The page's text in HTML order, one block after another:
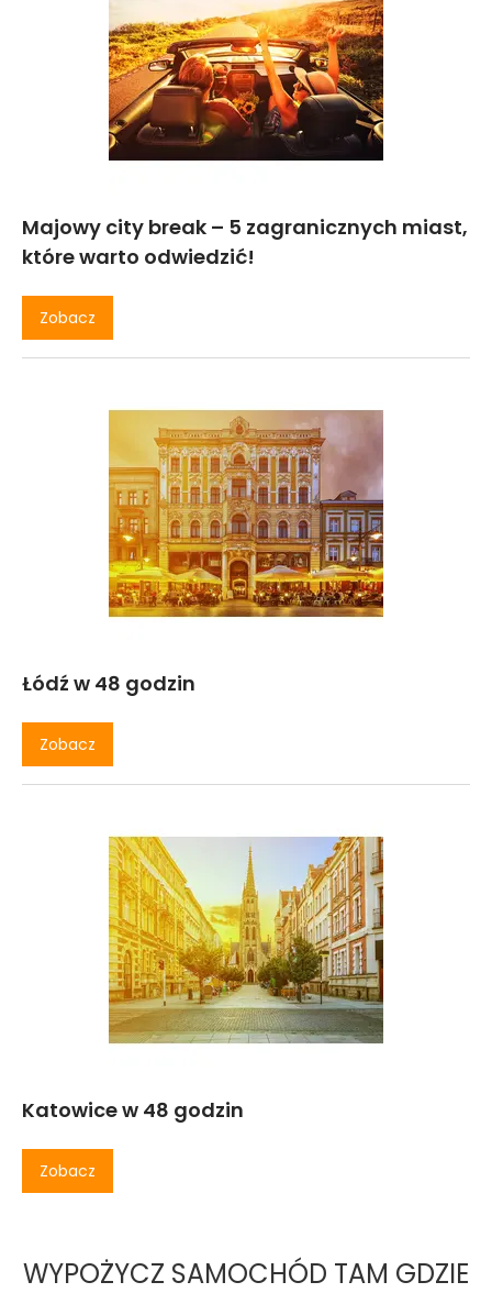
Majowy city break – 5 zagranicznych miast,
które warto odwiedzić!
Zobacz
Łódź w 48 godzin
Zobacz
Katowice w 48 godzin
Zobacz
WYPOŻYCZ SAMOCHÓD TAM GDZIE